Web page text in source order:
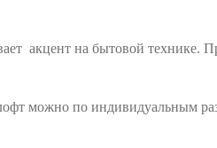
акцент на бытовой технике.
можно по индивидуальным